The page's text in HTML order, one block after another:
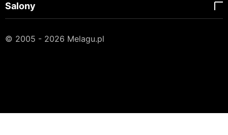
Salony
© 2005 - 2026 Melagu.pl